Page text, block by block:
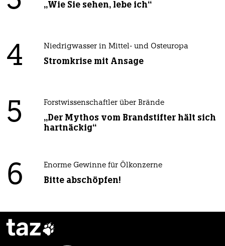
„Wie Sie sehen, lebe ich“
4 Niedrigwasser in Mittel- und Osteuropa
Stromkrise mit Ansage
5 Forstwissenschaftler über Brände
„Der Mythos vom Brandstifter hält sich
hartnäckig“
6 Enorme Gewinne für Ölkonzerne
Bitte abschöpfen!
taz